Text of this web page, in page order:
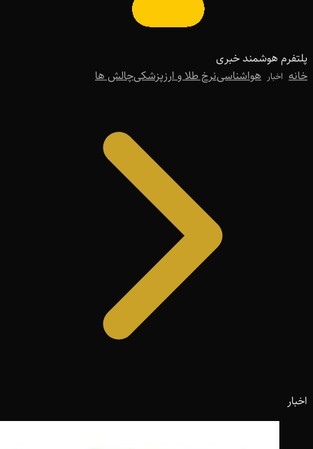
پلتفرم هوشمند خبری
خانه اخبار هواشناسینرخ طلا و ارزپزشکیچالش ها
اخبار